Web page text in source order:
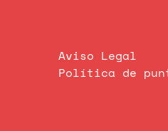
Aviso Legal
Política de